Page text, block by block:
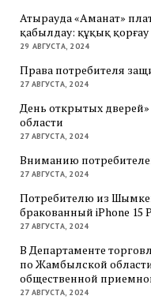
Атырауда «Аманат»
қабылдау: құқық қорғау
29 АВГУСТА, 2024
Права потребителя
27 АВГУСТА, 2024
День открытых
области
27 АВГУСТА, 2024
Вниманию
27 АВГУСТА, 2024
Потребителю из
бракованный iPhone 15
27 АВГУСТА, 2024
В Департаменте
по Жамбылской
общественной
27 АВГУСТА, 2024